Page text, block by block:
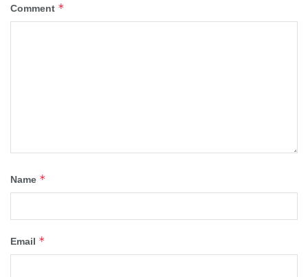
Comment *
Name *
Email *